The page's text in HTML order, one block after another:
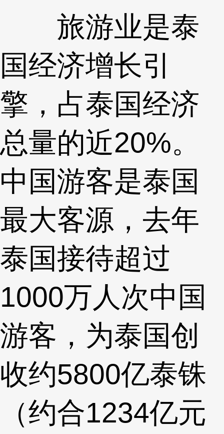
旅游业是泰
国经济增长引
擎，占泰国经济
总量的近20%。
中国游客是泰国
最大客源，去年
泰国接待超过
1000万人次中国
游客，为泰国创
收约5800亿泰铢
（约合1234亿元